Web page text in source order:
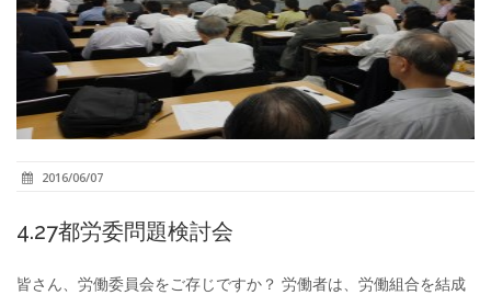
2016/06/07
4.27都労委問題検討会
皆さん、労働委員会をご存じですか？ 労働者は、労働組合を結成